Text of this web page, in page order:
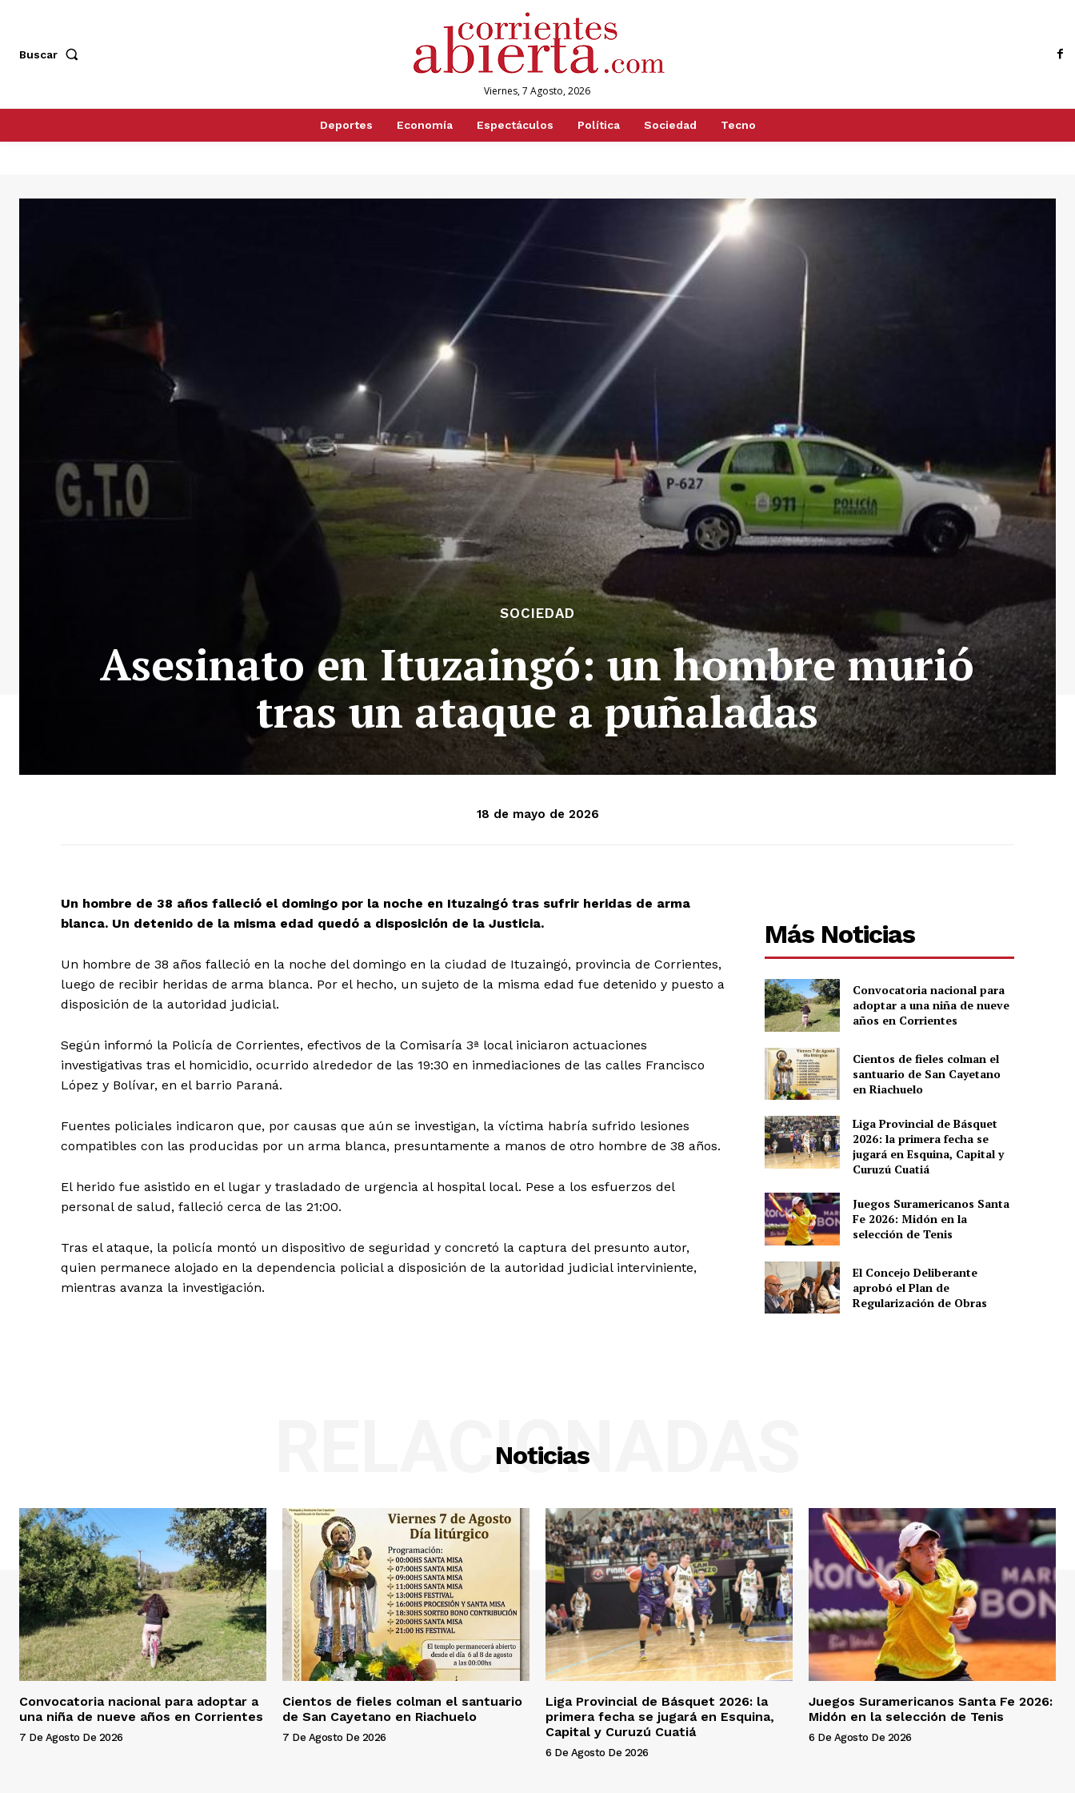
Buscar
Viernes, 7 Agosto, 2026
Deportes Economía Espectáculos Política Sociedad Tecno
SOCIEDAD
Asesinato en Ituzaingó: un hombre murió
tras un ataque a puñaladas
18 de mayo de 2026
Un hombre de 38 años falleció el domingo por la noche en Ituzaingó tras sufrir heridas de arma
blanca. Un detenido de la misma edad quedó a disposición de la Justicia.
Un hombre de 38 años falleció en la noche del domingo en la ciudad de Ituzaingó, provincia de Corrientes,
luego de recibir heridas de arma blanca. Por el hecho, un sujeto de la misma edad fue detenido y puesto a
disposición de la autoridad judicial.
Según informó la Policía de Corrientes, efectivos de la Comisaría 3ª local iniciaron actuaciones
investigativas tras el homicidio, ocurrido alrededor de las 19:30 en inmediaciones de las calles Francisco
López y Bolívar, en el barrio Paraná.
Fuentes policiales indicaron que, por causas que aún se investigan, la víctima habría sufrido lesiones
compatibles con las producidas por un arma blanca, presuntamente a manos de otro hombre de 38 años.
El herido fue asistido en el lugar y trasladado de urgencia al hospital local. Pese a los esfuerzos del
personal de salud, falleció cerca de las 21:00.
Tras el ataque, la policía montó un dispositivo de seguridad y concretó la captura del presunto autor,
quien permanece alojado en la dependencia policial a disposición de la autoridad judicial interviniente,
mientras avanza la investigación.
Más Noticias
Convocatoria nacional para
adoptar a una niña de nueve
años en Corrientes
Cientos de fieles colman el
santuario de San Cayetano
en Riachuelo
Liga Provincial de Básquet
2026: la primera fecha se
jugará en Esquina, Capital y
Curuzú Cuatiá
Juegos Suramericanos Santa
Fe 2026: Midón en la
selección de Tenis
El Concejo Deliberante
aprobó el Plan de
Regularización de Obras
Noticias
RELACIONADAS
Convocatoria nacional para adoptar a
una niña de nueve años en Corrientes
7 De Agosto De 2026
Cientos de fieles colman el santuario
de San Cayetano en Riachuelo
7 De Agosto De 2026
Liga Provincial de Básquet 2026: la
primera fecha se jugará en Esquina,
Capital y Curuzú Cuatiá
6 De Agosto De 2026
Juegos Suramericanos Santa Fe 2026:
Midón en la selección de Tenis
6 De Agosto De 2026